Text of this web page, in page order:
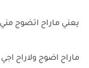
يعني ماراح اتضوج
ماراح اضوج ولاراح